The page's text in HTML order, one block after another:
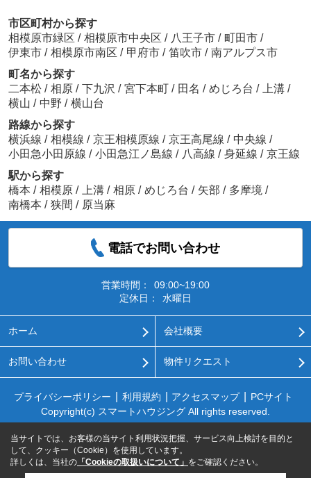
市区町村から探す
相模原市緑区 / 相模原市中央区 / 八王子市 / 町田市 /
伊東市 / 相模原市南区 / 甲府市 / 笛吹市 / 南アルプス市
町名から探す
二本松 / 相原 / 下九沢 / 宮下本町 / 田名 / めじろ台 / 上溝 /
横山 / 中野 / 横山台
路線から探す
横浜線 / 相模線 / 京王相模原線 / 京王高尾線 / 中央線 /
小田急小田原線 / 小田急江ノ島線 / 八高線 / 身延線 / 京王線
駅から探す
橋本 / 相模原 / 上溝 / 相原 / めじろ台 / 矢部 / 多摩境 /
南橋本 / 狭間 / 原当麻
電話でお問い合わせ
営業時間：
09:00~19:00
定休日：
水曜日
ホーム 会社概要
お問い合わせ 物件リクエスト
プライバシーポリシー 利用規約 アクセスマップ
PCサイト
Copyright(c) スマートハウジング All rights reserved.
当サイトでは、お客様の当サイト利用状況把握、サービス向上検討を目的と
して、クッキー（Cookie）を使用しています。
詳しくは、当社の 「Cookieの取扱いについて」 をご確認ください。